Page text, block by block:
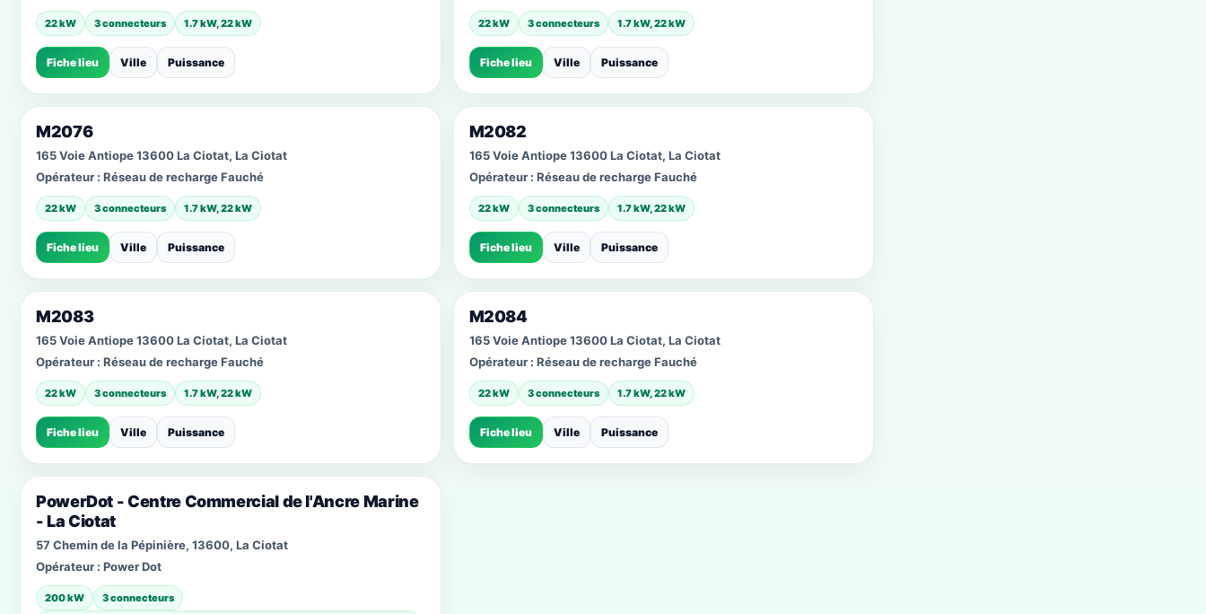
22 kW 3 connecteurs 1.7 kW, 22 kW
Fiche lieu Ville Puissance
22 kW 3 connecteurs 1.7 kW, 22 kW
Fiche lieu Ville Puissance
M2076
165 Voie Antiope 13600 La Ciotat, La Ciotat
Opérateur : Réseau de recharge Fauché
22 kW 3 connecteurs 1.7 kW, 22 kW
Fiche lieu Ville Puissance
M2082
165 Voie Antiope 13600 La Ciotat, La Ciotat
Opérateur : Réseau de recharge Fauché
22 kW 3 connecteurs 1.7 kW, 22 kW
Fiche lieu Ville Puissance
M2083
165 Voie Antiope 13600 La Ciotat, La Ciotat
Opérateur : Réseau de recharge Fauché
22 kW 3 connecteurs 1.7 kW, 22 kW
Fiche lieu Ville Puissance
M2084
165 Voie Antiope 13600 La Ciotat, La Ciotat
Opérateur : Réseau de recharge Fauché
22 kW 3 connecteurs 1.7 kW, 22 kW
Fiche lieu Ville Puissance
PowerDot - Centre Commercial de l'Ancre Marine
- La Ciotat
57 Chemin de la Pépinière, 13600, La Ciotat
Opérateur : Power Dot
200 kW 3 connecteurs